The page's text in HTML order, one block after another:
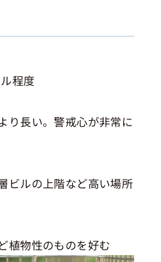
程度
り長い。警戒心が非常に
ビルの上階など高い場所
植物性のものを好む